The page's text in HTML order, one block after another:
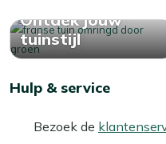
Ontdek jouw
tuinstijl
Hulp & service
Bezoek de